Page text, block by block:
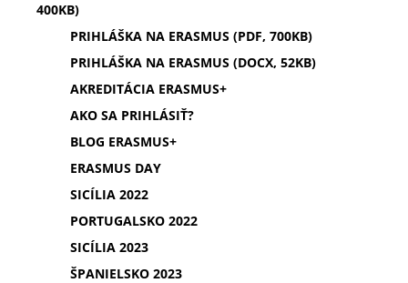
400KB)
PRIHLÁŠKA NA ERASMUS (PDF, 700KB)
PRIHLÁŠKA NA ERASMUS (DOCX, 52KB)
AKREDITÁCIA ERASMUS+
AKO SA PRIHLÁSIŤ?
BLOG ERASMUS+
ERASMUS DAY
SICÍLIA 2022
PORTUGALSKO 2022
SICÍLIA 2023
ŠPANIELSKO 2023